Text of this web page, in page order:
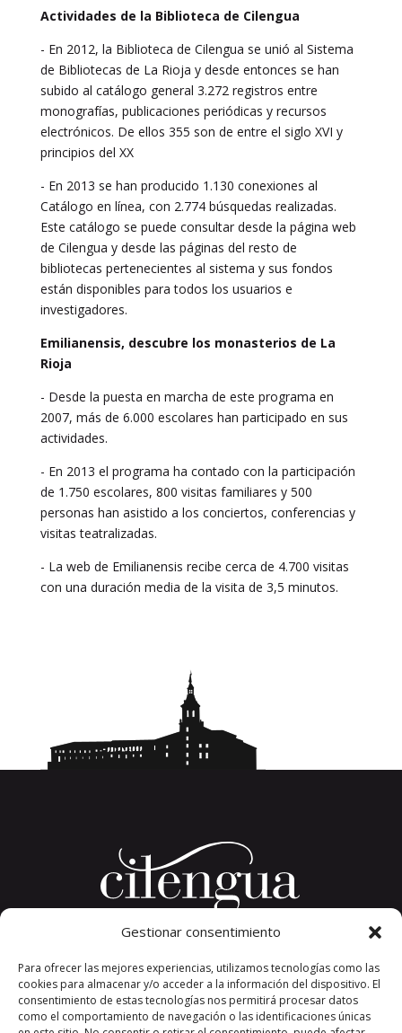
Gestionar consentimiento
Para ofrecer las mejores experiencias, utilizamos tecnologías como las
cookies para almacenar y/o acceder a la información del dispositivo. El
consentimiento de estas tecnologías nos permitirá procesar datos
como el comportamiento de navegación o las identificaciones únicas
Actividades de la Biblioteca de Cilengua
- En 2012, la Biblioteca de Cilengua se unió al Sistema
de Bibliotecas de La Rioja y desde entonces se han
subido al catálogo general 3.272 registros entre
monografías, publicaciones periódicas y recursos
electrónicos. De ellos 355 son de entre el siglo XVI y
principios del XX
- En 2013 se han producido 1.130 conexiones al
Catálogo en línea, con 2.774 búsquedas realizadas.
Este catálogo se puede consultar desde la página web
de Cilengua y desde las páginas del resto de
bibliotecas pertenecientes al sistema y sus fondos
están disponibles para todos los usuarios e
investigadores.
Emilianensis, descubre los monasterios de La
Rioja
- Desde la puesta en marcha de este programa en
2007, más de 6.000 escolares han participado en sus
actividades.
- En 2013 el programa ha contado con la participación
de 1.750 escolares, 800 visitas familiares y 500
personas han asistido a los conciertos, conferencias y
visitas teatralizadas.
- La web de Emilianensis recibe cerca de 4.700 visitas
con una duración media de la visita de 3,5 minutos.
26326 San Millán de la Cogolla
La Rioja. España.
Teléfono: +34 941 373 389